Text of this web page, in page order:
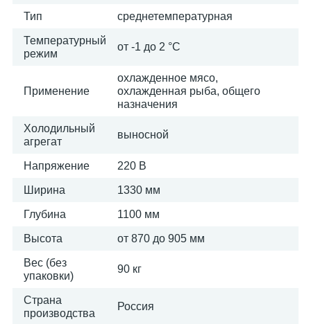
Тип среднетемпературная
Температурный
режим
от -1 до 2 °C
Применение
охлажденное мясо,
охлажденная рыба, общего
назначения
Холодильный
агрегат
выносной
Напряжение 220 В
Ширина 1330 мм
Глубина 1100 мм
Высота от 870 до 905 мм
Вес (без
упаковки)
90 кг
Страна
производства
Россия